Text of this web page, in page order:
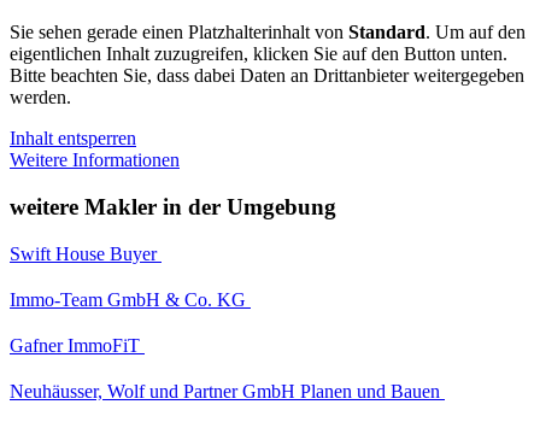
Sie sehen gerade einen Platzhalterinhalt von Standard. Um auf den
eigentlichen Inhalt zuzugreifen, klicken Sie auf den Button unten.
Bitte beachten Sie, dass dabei Daten an Drittanbieter weitergegeben
werden.
Inhalt entsperren
Weitere Informationen
weitere Makler in der Umgebung
Swift House Buyer
Immo-Team GmbH & Co. KG
Gafner ImmoFiT
Neuhäusser, Wolf und Partner GmbH Planen und Bauen